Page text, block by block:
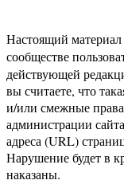
Настоящий
сообществе
действующей
вы считаете, что
и/или смежные
администрации
адреса (URL)
Нарушение будет в
наказаны.